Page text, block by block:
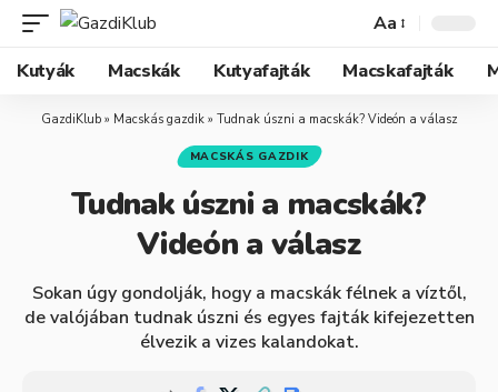
Aa
Kutyák
Macskák Kutyafajták Macskafajták
GazdiKlub» Macskás gazdik» Tudnak úszni a macskák? Videón a válasz
MACSKÁS GAZDIK
Tudnak úszni a macskák?
Videón a válasz
Sokan úgy gondolják, hogy a macskák félnek a víztől,
de valójában tudnak úszni és egyes fajták kifejezetten
élvezik a vizes kalandokat.